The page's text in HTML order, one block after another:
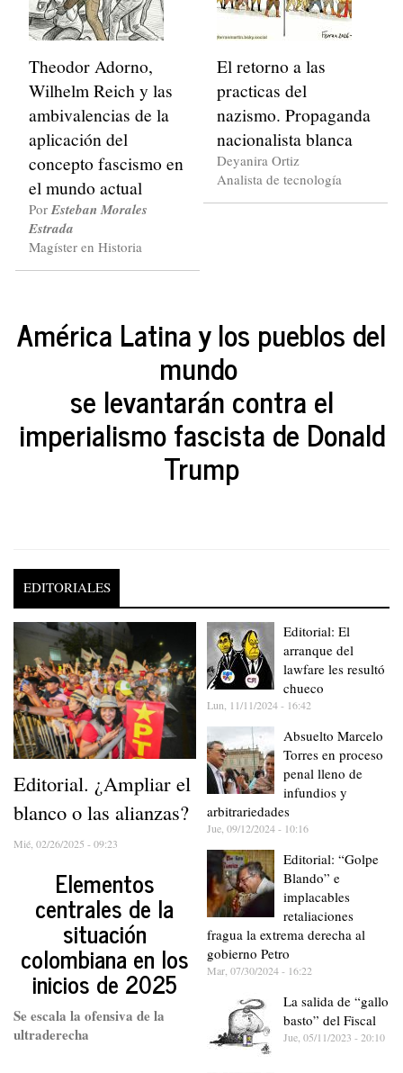
Theodor Adorno,
Wilhelm Reich y las
ambivalencias de la
aplicación del
concepto fascismo en
el mundo actual
PorEsteban Morales
Estrada
Magíster en Historia
El retorno a las
practicas del
nazismo. Propaganda
nacionalista blanca
Deyanira Ortiz
Analista de tecnología
América Latina y los pueblos del
mundo
se levantarán contra el
imperialismo fascista de Donald
Trump
EDITORIALES
Editorial. ¿Ampliar el
blanco o las alianzas?
Mié, 02/26/2025 - 09:23
Elementos
centrales de la
situación
colombiana en los
inicios de 2025
Se escala la ofensiva de la
ultraderecha
Editorial: El
arranque del
lawfare les resultó
chueco
Lun, 11/11/2024 - 16:42
Absuelto Marcelo
Torres en proceso
penal lleno de
infundios y
arbitrariedades
Jue, 09/12/2024 - 10:16
Editorial: “Golpe
Blando” e
implacables
retaliaciones
fragua la extrema derecha al
gobierno Petro
Mar, 07/30/2024 - 16:22
La salida de “gallo
basto” del Fiscal
Jue, 05/11/2023 - 20:10